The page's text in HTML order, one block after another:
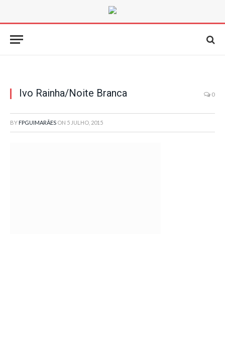
Ivo Rainha/Noite Branca 0
BY FPGUIMARÃES ON 5 JULHO, 2015